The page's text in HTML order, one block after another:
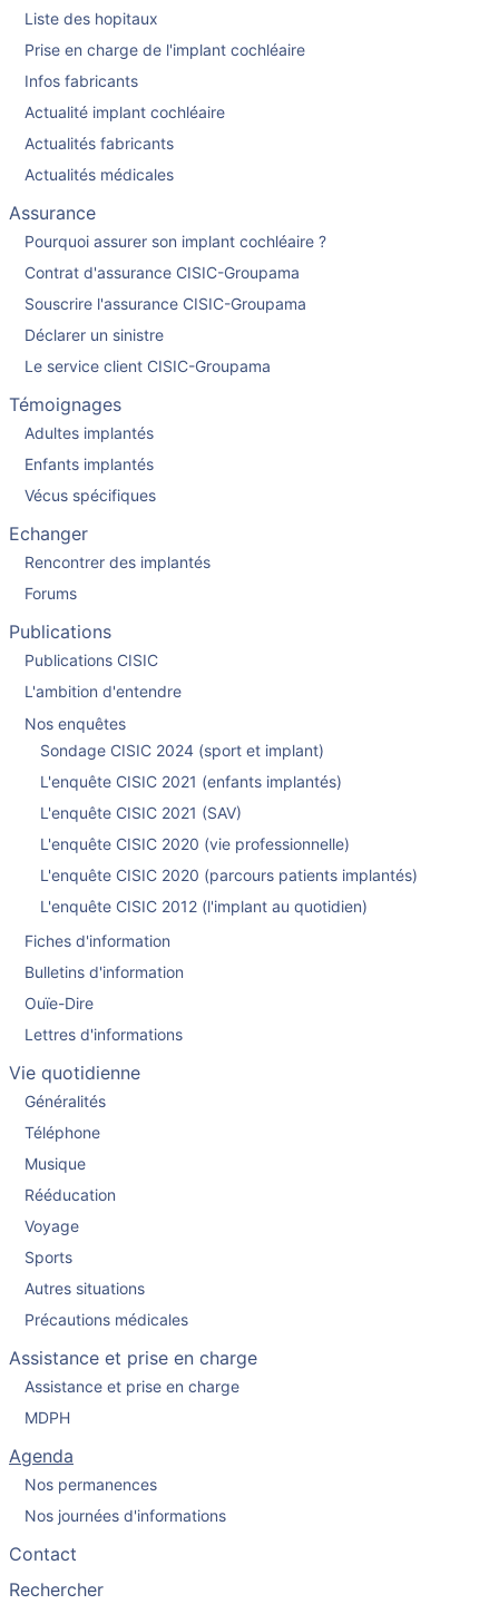
Liste des hopitaux
Prise en charge de l'implant cochléaire
Infos fabricants
Actualité implant cochléaire
Actualités fabricants
Actualités médicales
Assurance
Pourquoi assurer son implant cochléaire ?
Contrat d'assurance CISIC-Groupama
Souscrire l'assurance CISIC-Groupama
Déclarer un sinistre
Le service client CISIC-Groupama
Témoignages
Adultes implantés
Enfants implantés
Vécus spécifiques
Echanger
Rencontrer des implantés
Forums
Publications
Publications CISIC
L'ambition d'entendre
Nos enquêtes
Sondage CISIC 2024 (sport et implant)
L'enquête CISIC 2021 (enfants implantés)
L'enquête CISIC 2021 (SAV)
L'enquête CISIC 2020 (vie professionnelle)
L'enquête CISIC 2020 (parcours patients implantés)
L'enquête CISIC 2012 (l'implant au quotidien)
Fiches d'information
Bulletins d'information
Ouïe-Dire
Lettres d'informations
Vie quotidienne
Généralités
Téléphone
Musique
Rééducation
Voyage
Sports
Autres situations
Précautions médicales
Assistance et prise en charge
Assistance et prise en charge
MDPH
Agenda
Nos permanences
Nos journées d'informations
Contact
Rechercher